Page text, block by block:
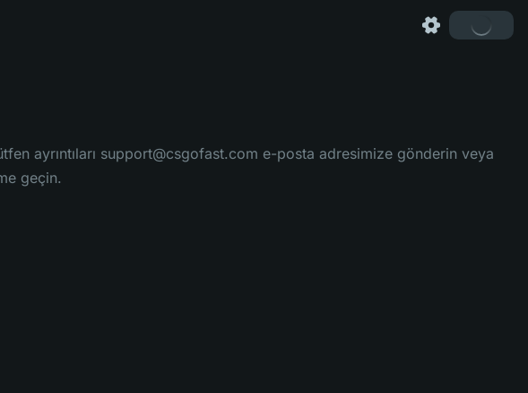
ayrıntıları support@csgofast.com e-posta adresimize gönderin veya
geçin.